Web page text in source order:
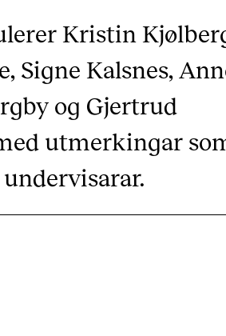
studio
Kristin
Signe Kalsnes,
og Gjertrud
utmerkingar